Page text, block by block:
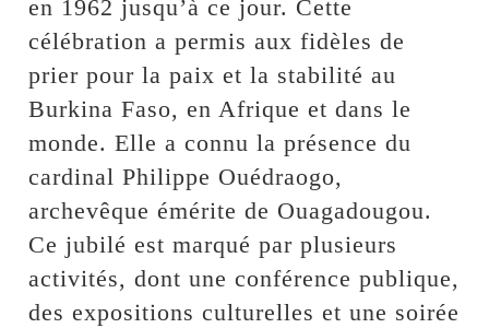
en 1962 jusqu’à ce jour. Cette
célébration a permis aux fidèles de
prier pour la paix et la stabilité au
Burkina Faso, en Afrique et dans le
monde. Elle a connu la présence du
cardinal Philippe Ouédraogo,
archevêque émérite de Ouagadougou.
Ce jubilé est marqué par plusieurs
activités, dont une conférence publique,
des expositions culturelles et une soirée